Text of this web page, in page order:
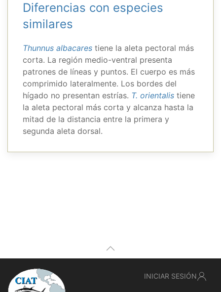
Diferencias con especies
similares
Thunnus albacares tiene la aleta pectoral más
corta. La región medio-ventral presenta
patrones de líneas y puntos. El cuerpo es más
comprimido lateralmente. Los bordes del
hígado no presentan estrías. T. orientalis tiene
la aleta pectoral más corta y alcanza hasta la
mitad de la distancia entre la primera y
segunda aleta dorsal.
INICIAR SESIÓN